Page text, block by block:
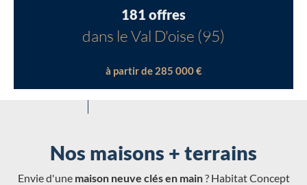
181 offres
dans le Val D'oise (95)
à partir de 285 000 €
Nos maisons + terrains
Envie d'une maison neuve clés en main? Habitat Concept